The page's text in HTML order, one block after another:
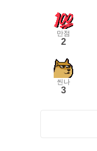
만점
2
씬나
3